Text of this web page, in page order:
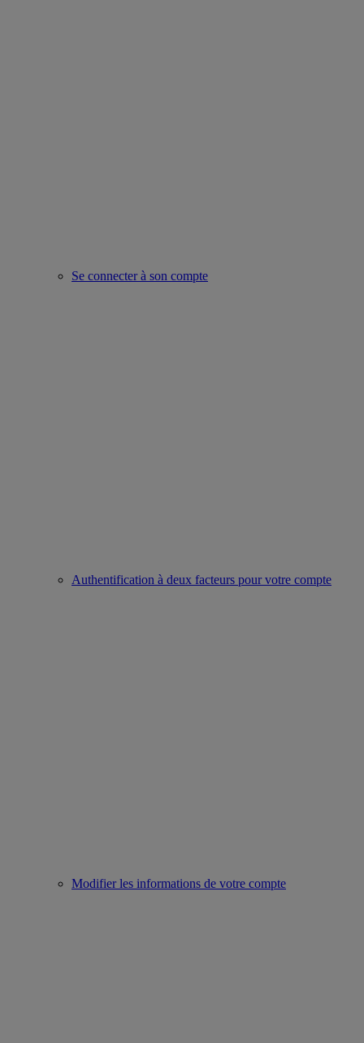
Se connecter à son compte
Authentification à deux facteurs pour votre compte
Modifier les informations de votre compte